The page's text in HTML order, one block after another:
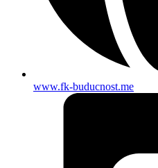
www.fk-buducnost.me